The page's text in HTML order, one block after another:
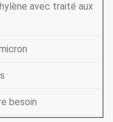
avec traité aux
besoin